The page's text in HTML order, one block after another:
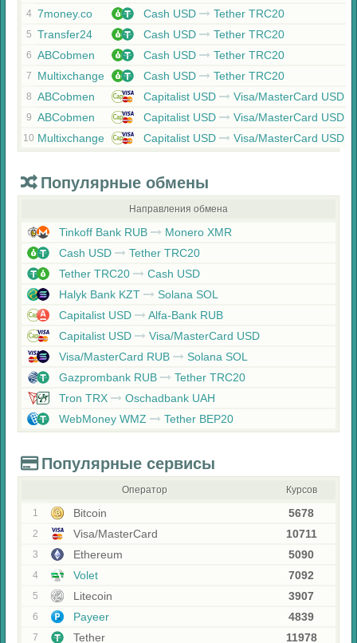
4 7money.co Cash USD Tether TRC20
5 Transfer24 Cash USD Tether TRC20
6 ABCobmen Cash USD Tether TRC20
7 Multixchange Cash USD Tether TRC20
8 ABCobmen Capitalist USD Visa/MasterCard USD
9 ABCobmen Capitalist USD Visa/MasterCard USD
10 Multixchange Capitalist USD Visa/MasterCard USD
Популярные обмены
Направления обмена
Tinkoff Bank RUB
Monero XMR
Cash USD
Tether TRC20
Tether TRC20
Cash USD
Halyk Bank KZT
Solana SOL
Capitalist USD
Alfa-Bank RUB
Capitalist USD
Visa/MasterCard USD
Visa/MasterCard RUB
Solana SOL
Gazprombank RUB
Tether TRC20
Tron TRX
Oschadbank UAH
WebMoney WMZ
Tether BEP20
Популярные сервисы
Оператор Курсов
1 Bitcoin 5678
2 Visa/MasterCard 10711
3 Ethereum 5090
4 Volet 7092
5 Litecoin 3907
6 Payeer 4839
7 Tether 11978